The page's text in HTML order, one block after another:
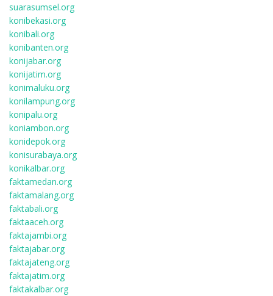
suarasumsel.org
konibekasi.org
konibali.org
konibanten.org
konijabar.org
konijatim.org
konimaluku.org
konilampung.org
konipalu.org
koniambon.org
konidepok.org
konisurabaya.org
konikalbar.org
faktamedan.org
faktamalang.org
faktabali.org
faktaaceh.org
faktajambi.org
faktajabar.org
faktajateng.org
faktajatim.org
faktakalbar.org